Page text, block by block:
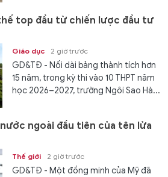
top đầu từ chiến lược đầu tư
Giáo dục 2 giờ trước
GD&TĐ - Nối dài bảng thành tích hơn
15 năm, trong kỳ thi vào 10 THPT năm
học 2026–2027, trường Ngôi Sao Hà...
ngoài đầu tiên của tên lửa
Thế giới 2 giờ trước
GD&TĐ - Một đồng minh của Mỹ đã